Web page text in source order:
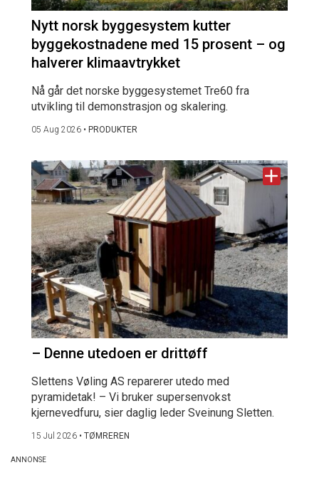
Nytt norsk byggesystem kutter
byggekostnadene med 15 prosent – og
halverer klimaavtrykket
Nå går det norske byggesystemet Tre60 fra
utvikling til demonstrasjon og skalering.
05 Aug 2026 • PRODUKTER
– Denne utedoen er drittøff
Slettens Vøling AS reparerer utedo med
pyramidetak! – Vi bruker supersenvokst
kjernevedfuru, sier daglig leder Sveinung Sletten.
15 Jul 2026 • TØMREREN